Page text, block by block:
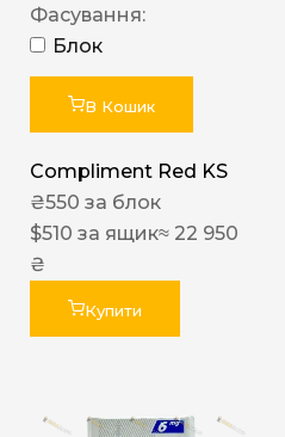
Фасування:
Блок
В Кошик
Compliment Red KS
₴550 за блок
$510 за ящик≈ 22 950
₴
Купити